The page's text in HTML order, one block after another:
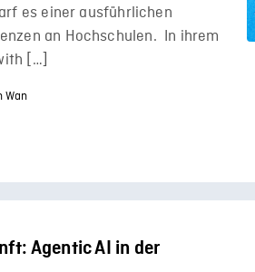
es einer ausführlichen
an Hochschulen. In ihrem
[…]
Wan
Agentic AI in der